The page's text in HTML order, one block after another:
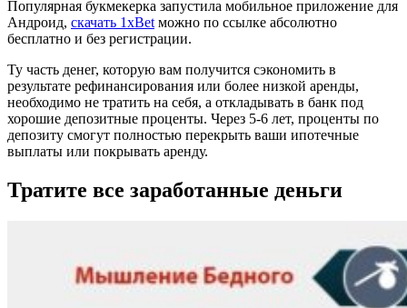
Популярная букмекерка запустила мобильное приложение для
Андроид, скачать 1xBet можно по ссылке абсолютно
бесплатно и без регистрации.
Ту часть денег, которую вам получится сэкономить в
результате рефинансирования или более низкой аренды,
необходимо не тратить на себя, а откладывать в банк под
хорошие депозитные проценты. Через 5-6 лет, проценты по
депозиту смогут полностью перекрыть ваши ипотечные
выплаты или покрывать аренду.
Тратите все заработанные деньги